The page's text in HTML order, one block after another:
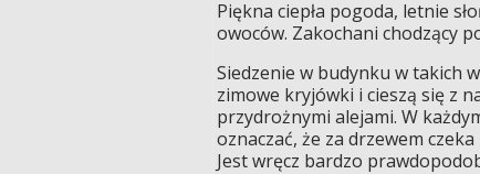
Piękna ciepła pogoda, letnie
owoców. Zakochani chodzący
Siedzenie w budynku w takich
zimowe kryjówki i cieszą się z
przydrożnymi alejami. W
oznaczać, że za drzewem
Jest wręcz bardzo